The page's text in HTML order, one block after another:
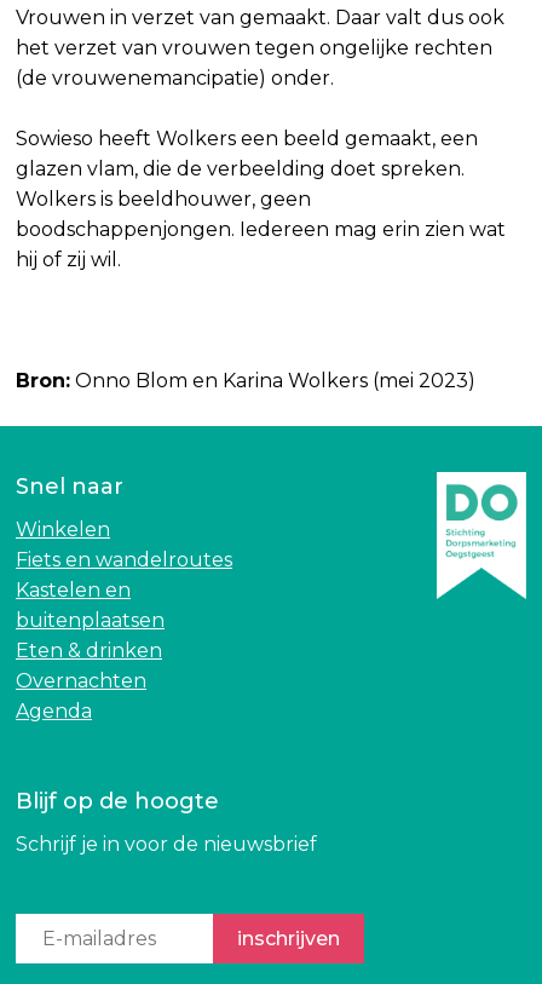
Vrouwen in verzet van gemaakt. Daar valt dus ook
het verzet van vrouwen tegen ongelijke rechten
(de vrouwenemancipatie) onder.
Sowieso heeft Wolkers een beeld gemaakt, een
glazen vlam, die de verbeelding doet spreken.
Wolkers is beeldhouwer, geen
boodschappenjongen. Iedereen mag erin zien wat
hij of zij wil.
Bron: Onno Blom en Karina Wolkers (mei 2023)
Snel naar
Winkelen
Fiets en wandelroutes
Kastelen en
buitenplaatsen
Eten & drinken
Overnachten
Agenda
Blijf op de hoogte
Schrijf je in voor de nieuwsbrief